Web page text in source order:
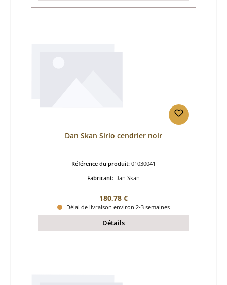
Dan Skan Sirio cendrier noir
Référence du produit: 01030041
Fabricant: Dan Skan
Prix régulier :
180,78 €
Délai de livraison environ 2-3 semaines
Détails